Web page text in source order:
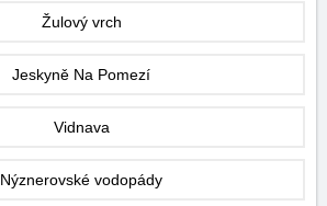
Žulový vrch
Jeskyně Na Pomezí
Vidnava
Nýznerovské vodopády